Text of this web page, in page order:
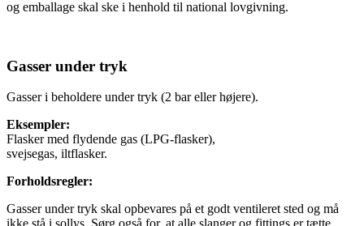
og emballage skal ske i henhold til national lovgivning.
Gasser under tryk
Gasser i beholdere under tryk (2 bar eller højere).
Eksempler:
Flasker med flydende gas (LPG-flasker),
svejsegas, iltflasker.
Forholdsregler:
Gasser under tryk skal opbevares på et godt ventileret sted og må